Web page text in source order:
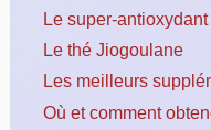
Le super-
Le thé Jiogoulane
Les meilleurs
Où et comment